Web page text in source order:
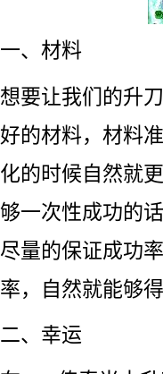
一、材料
想要让我们的升
好的材料，材料
化的时候自然就
够一次性成功的
尽量的保证成功
率，自然就能够
二、幸运